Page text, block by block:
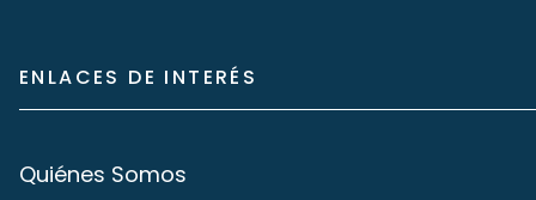
ENLACES DE INTERÉS
Quiénes Somos